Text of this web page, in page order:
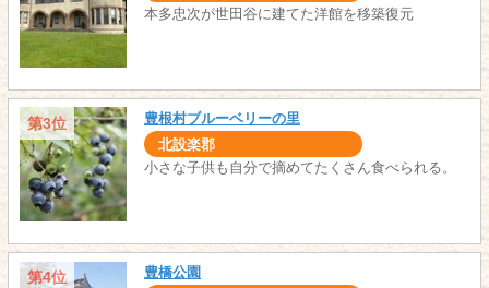
本多忠次が世田谷に建てた洋館を移築復元
第3位 豊根村ブルーベリーの里
北設楽郡
小さな子供も自分で摘めてたくさん食べられる。
第4位 豊橋公園